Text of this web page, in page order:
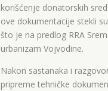
korišćenje donatorskih
ove dokumentacije stekli
što je na predlog RRA
urbanizam Vojvodine.
Nakon sastanaka i
pripreme tehničke